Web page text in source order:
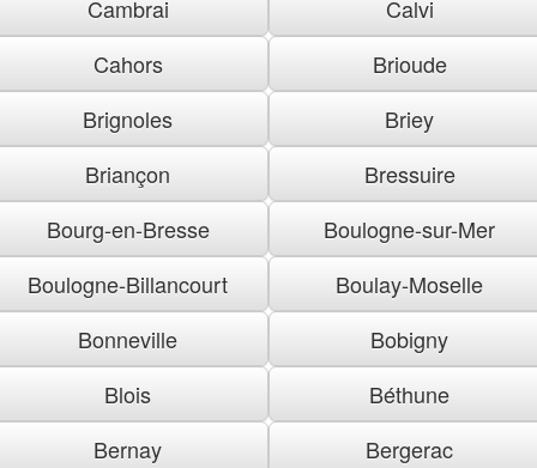
Cambrai
Calvi
Cahors
Brioude
Brignoles
Briey
Briançon
Bressuire
Bourg-en-Bresse
Boulogne-sur-Mer
Boulogne-Billancourt
Boulay-Moselle
Bonneville
Bobigny
Blois
Béthune
Bernay
Bergerac